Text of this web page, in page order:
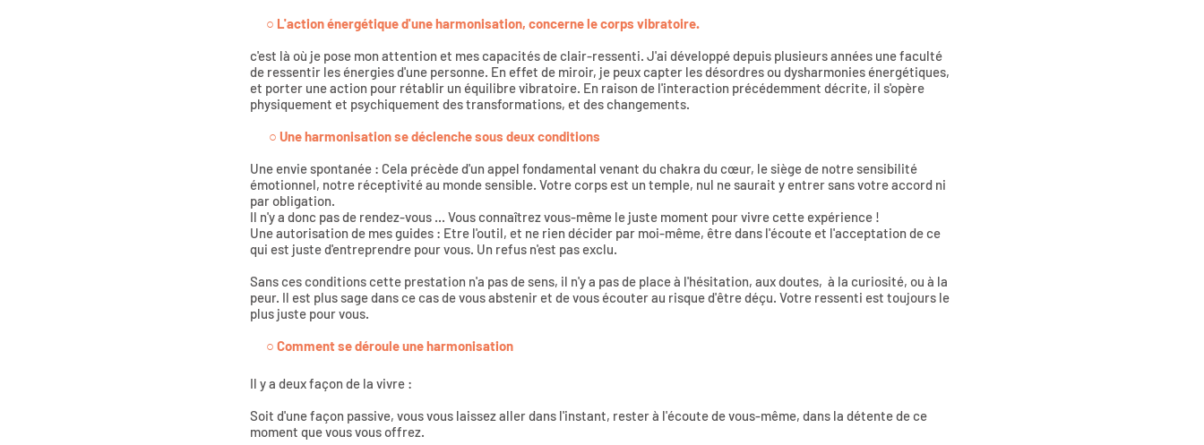
○ L'action énergétique d'une harmonisation, concerne le corps vibratoire.
c'est là où je pose mon attention et mes capacités de clair-ressenti. J'ai développé depuis plusieurs années une faculté
de ressentir les énergies d'une personne. En effet de miroir, je peux capter les désordres ou dysharmonies énergétiques,
et porter une action pour rétablir un équilibre vibratoire. En raison de l'interaction précédemment décrite, il s'opère
physiquement et psychiquement des transformations, et des changements.
○ Une harmonisation se déclenche sous deux conditions
Une envie spontanée : Cela précède d'un appel fondamental venant du chakra du cœur, le siège de notre sensibilité
émotionnel, notre réceptivité au monde sensible. Votre corps est un temple, nul ne saurait y entrer sans votre accord ni
par obligation.
Il n'y a donc pas de rendez-vous ... Vous connaîtrez vous-même le juste moment pour vivre cette expérience !
Une autorisation de mes guides : Etre l'outil, et ne rien décider par moi-même, être dans l'écoute et l'acceptation de ce
qui est juste d'entreprendre pour vous. Un refus n'est pas exclu.
Sans ces conditions cette prestation n'a pas de sens, il n'y a pas de place à l'hésitation, aux doutes, à la curiosité, ou à la
peur. Il est plus sage dans ce cas de vous abstenir et de vous écouter au risque d'être déçu. Votre ressenti est toujours le
plus juste pour vous.
○ Comment se déroule une harmonisation
Il y a deux façon de la vivre :
Soit d'une façon passive, vous vous laissez aller dans l'instant, rester à l'écoute de vous-même, dans la détente de ce
moment que vous vous offrez.